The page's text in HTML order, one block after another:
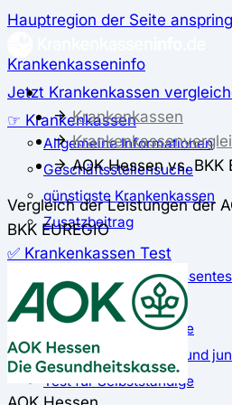
Hauptregion der Seite
Krankenkasseninfo
Jetzt Krankenkassen
☞ Krankenkassen
Allgemeine Informationen
Geschäftsstellensuche
günstigste Krankenkassen
Zusatzbeitrag
✅ Krankenkassen Test
Der große
Test für Studierende
Test für Auszubildende
Test für Schwangere und
Test für Selbstständige
Krankenkassen
AOK Hessen vs. BKK
Vergleich der Leistungen der
BKK EUREGIO